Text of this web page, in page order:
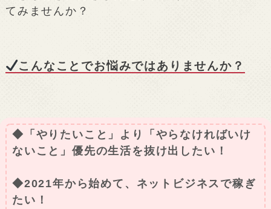
てみませんか？
こんなことでお悩みではありませんか？
◆「やりたいこと」より「やらなければいけ
ないこと」優先の生活を抜け出したい！
◆2021年から始めて、ネットビジネスで稼ぎ
たい！